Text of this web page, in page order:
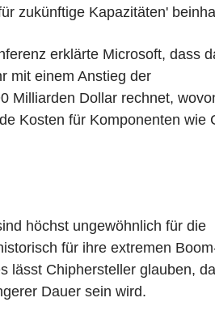
zukünftige Kapazitäten'
erklärte Microsoft, dass
mit einem Anstieg der
Milliarden Dollar rechnet,
Kosten für Komponenten wie
höchst ungewöhnlich für die
für ihre extremen
lässt Chiphersteller glauben,
Dauer sein wird.